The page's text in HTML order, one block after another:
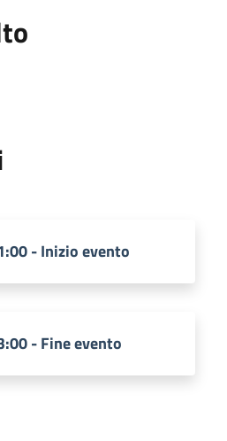
- Inizio evento
- Fine evento